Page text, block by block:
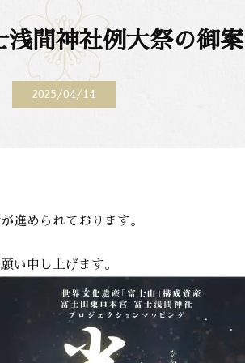
浅間神社例大祭の御
2025/04/14
進められております。
い申し上げます。